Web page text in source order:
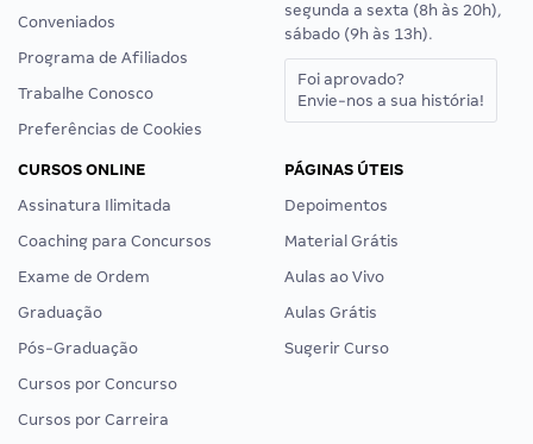
Conveniados
Programa de Afiliados
Trabalhe Conosco
Preferências de Cookies
segunda a sexta (8h às 20h),
sábado (9h às 13h).
Foi aprovado?
Envie-nos a sua história!
CURSOS ONLINE
Assinatura Ilimitada
Coaching para Concursos
Exame de Ordem
Graduação
Pós-Graduação
Cursos por Concurso
Cursos por Carreira
PÁGINAS ÚTEIS
Depoimentos
Material Grátis
Aulas ao Vivo
Aulas Grátis
Sugerir Curso